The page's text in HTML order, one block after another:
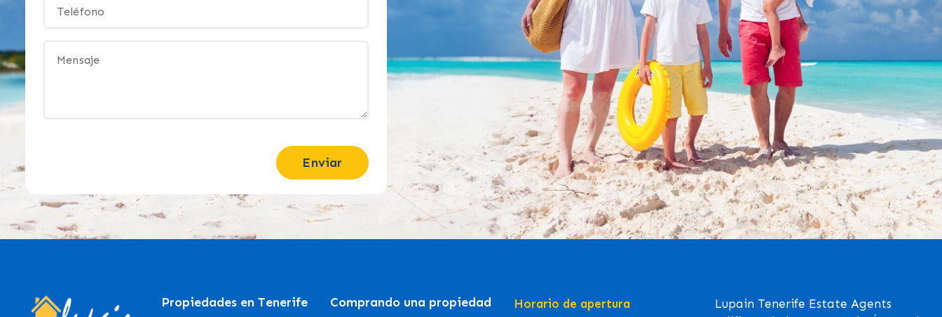
Enviar
Propiedades en Tenerife Comprando una propiedad Horario de apertura
Lupain Tenerife Estate Agents